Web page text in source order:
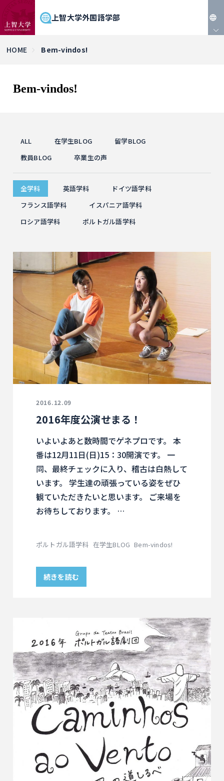
上智大学外国語学部
HOME Bem-vindos!
Bem-vindos!
ALL 在学生BLOG
留学BLOG
教員BLOG
卒業生の声
全学科 英語学科
ドイツ語学科
フランス語学科
イスパニア語学科
ロシア語学科
ポルトガル語学科
2016.12.09
2016年度公演せまる！
いよいよあと数時間でゲネプロです。 本
番は12月11日(日)15：30開演です。 一
同、最終チェックに入り、稽古は白熱して
います。 学生達の頑張っている姿をぜひ
観ていただきたいと思います。 ご来場を
お待ちしております。 …
ポルトガル語学科 在学生BLOG Bem-vindos!
続きを読む